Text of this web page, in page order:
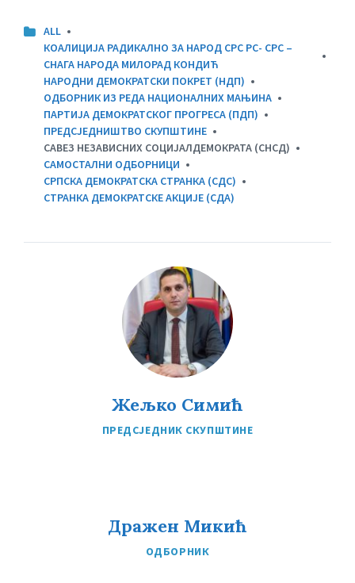
CATEGORIES:
ALL
КОАЛИЦИЈА РАДИКАЛНО ЗА НАРОД СРС РС- СРС –
СНАГА НАРОДА МИЛОРАД КОНДИЋ
НАРОДНИ ДЕМОКРАТСКИ ПОКРЕТ (НДП)
ОДБОРНИК ИЗ РЕДА НАЦИОНАЛНИХ МАЊИНА
ПАРТИЈА ДЕМОКРАТСКОГ ПРОГРЕСА (ПДП)
ПРЕДСЈЕДНИШТВО СКУПШТИНЕ
САВЕЗ НЕЗАВИСНИХ СОЦИЈАЛДЕМОКРАТА (СНСД)
САМОСТАЛНИ ОДБОРНИЦИ
СРПСКА ДЕМОКРАТСКА СТРАНКА (СДС)
СТРАНКА ДЕМОКРАТСКЕ АКЦИЈЕ (СДА)
Жељко Симић
ПРЕДСЈЕДНИК СКУПШТИНЕ
Дражен Микић
ОДБОРНИК